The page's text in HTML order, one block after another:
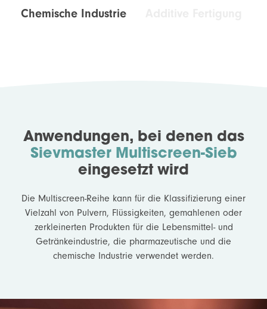
Chemische Industrie
Anwendungen, bei denen das
Sievmaster Multiscreen-Sieb
eingesetzt wird
Die Multiscreen-Reihe kann für die Klassifizierung einer
Vielzahl von Pulvern, Flüssigkeiten, gemahlenen oder
zerkleinerten Produkten für die Lebensmittel- und
Getränkeindustrie, die pharmazeutische und die
chemische Industrie verwendet werden.